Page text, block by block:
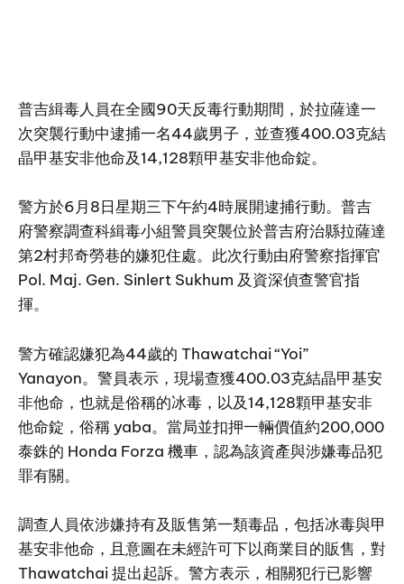
普吉緝毒人員在全國90天反毒行動期間，於拉薩達一
次突襲行動中逮捕一名44歲男子，並查獲400.03克結
晶甲基安非他命及14,128顆甲基安非他命錠。
警方於6月8日星期三下午約4時展開逮捕行動。普吉
府警察調查科緝毒小組警員突襲位於普吉府治縣拉薩達
第2村邦奇勞巷的嫌犯住處。此次行動由府警察指揮官
Pol. Maj. Gen. Sinlert Sukhum 及資深偵查警官指
揮。
警方確認嫌犯為44歲的 Thawatchai “Yoi”
Yanayon。警員表示，現場查獲400.03克結晶甲基安
非他命，也就是俗稱的冰毒，以及14,128顆甲基安非
他命錠，俗稱 yaba。當局並扣押一輛價值約200,000
泰銖的 Honda Forza 機車，認為該資產與涉嫌毒品犯
罪有關。
調查人員依涉嫌持有及販售第一類毒品，包括冰毒與甲
基安非他命，且意圖在未經許可下以商業目的販售，對
Thawatchai 提出起訴。警方表示，相關犯行已影響